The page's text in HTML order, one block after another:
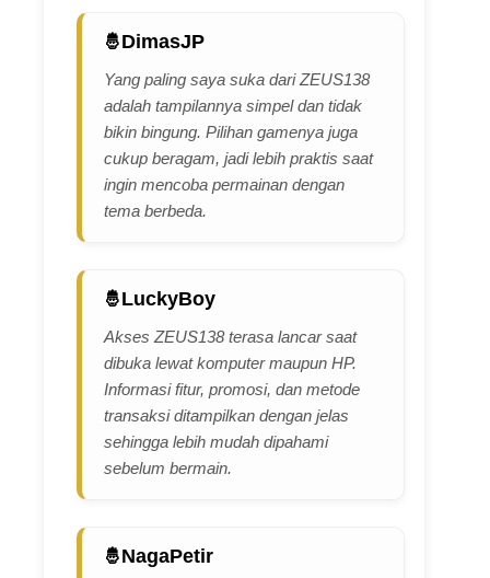
DimasJP
Yang paling saya suka dari ZEUS138
adalah tampilannya simpel dan tidak
bikin bingung. Pilihan gamenya juga
cukup beragam, jadi lebih praktis saat
ingin mencoba permainan dengan
tema berbeda.
LuckyBoy
Akses ZEUS138 terasa lancar saat
dibuka lewat komputer maupun HP.
Informasi fitur, promosi, dan metode
transaksi ditampilkan dengan jelas
sehingga lebih mudah dipahami
sebelum bermain.
NagaPetir